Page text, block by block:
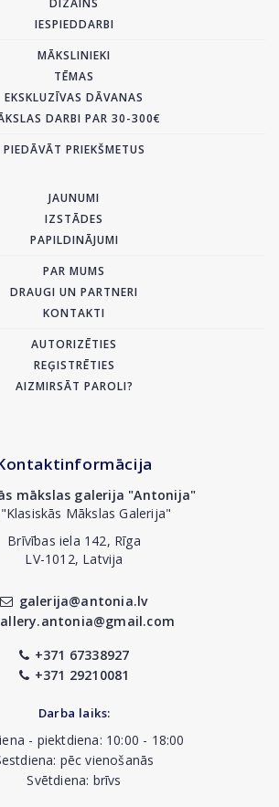
DIZAINS
IESPIEDDARBI
MĀKSLINIEKI
TĒMAS
EKSKLUZĪVAS DĀVANAS
DARBI PAR 30-300€
PIEDĀVĀT PRIEKŠMETUS
JAUNUMI
IZSTĀDES
PAPILDINĀJUMI
PAR MUMS
DRAUGI UN PARTNERI
KONTAKTI
AUTORIZĒTIES
REĢISTRĒTIES
AIZMIRSĀT PAROLI?
mākslas galerija "Antonija"
Mākslas Galerija"
Brīvības iela 142, Rīga
LV-1012, Latvija
galerija@antonia.lv
+371 67338927
+371 29210081
Darba laiks:
- piektdiena: 10:00 - 18:00
pēc vienošanās
Svētdiena: brīvs